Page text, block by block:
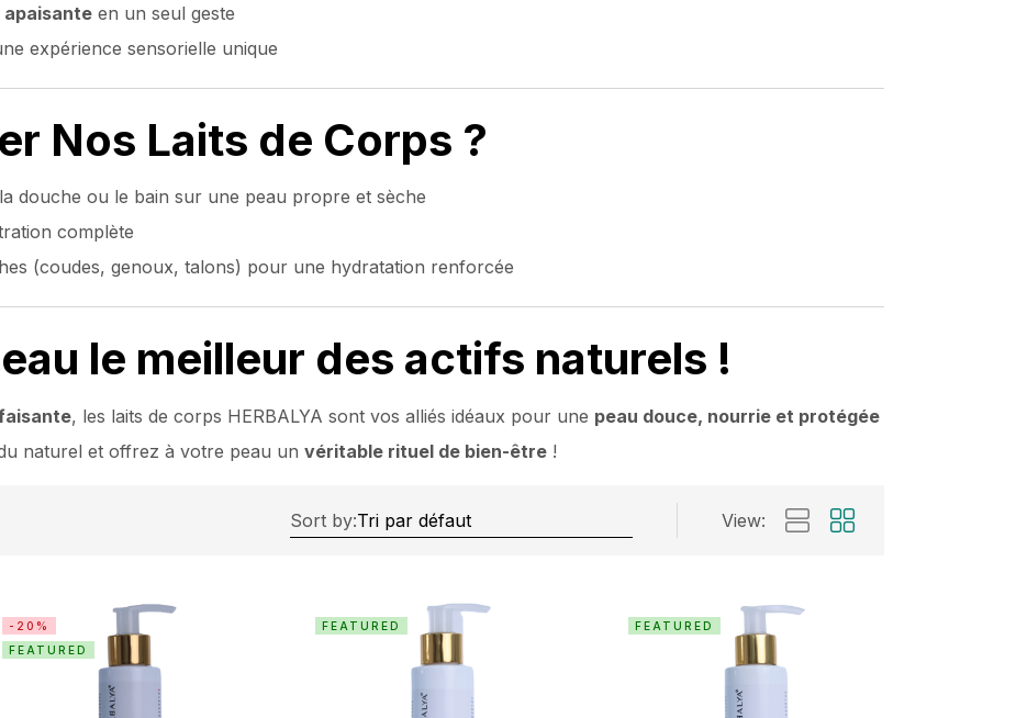
en un seul geste
expérience sensorielle unique
Nos Laits de Corps ?
douche ou le bain sur une peau propre et sèche
complète
(coudes, genoux, talons) pour une hydratation renforcée
le meilleur des actifs naturels !
, les laits de corps HERBALYA sont vos alliés idéaux pour une peau douce, nourrie et protégée
naturel et offrez à votre peau un véritable rituel de bien-être !
Sort by: View:
-20%
FEATURED
FEATURED FEATURED